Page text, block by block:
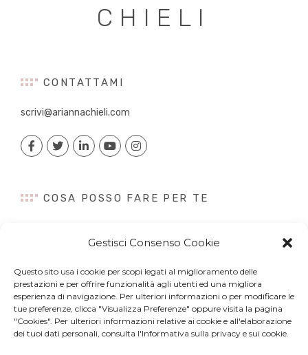
Gestisci Consenso Cookie
Questo sito usa i cookie per scopi legati al miglioramento delle
prestazioni e per offrire funzionalità agli utenti ed una migliora
esperienza di navigazione. Per ulteriori informazioni o per modificare le
tue preferenze, clicca "Visualizza Preferenze" oppure visita la pagina
"Cookies". Per ulteriori informazioni relative ai cookie e all'elaborazione
dei tuoi dati personali, consulta l'Informativa sulla privacy e sui cookie.
CHIELI
CONTATTAMI
scrivi@ariannachieli.com
COSA POSSO FARE PER TE
Content Creation
Digital PR
Influencer Marketing
Newsletter